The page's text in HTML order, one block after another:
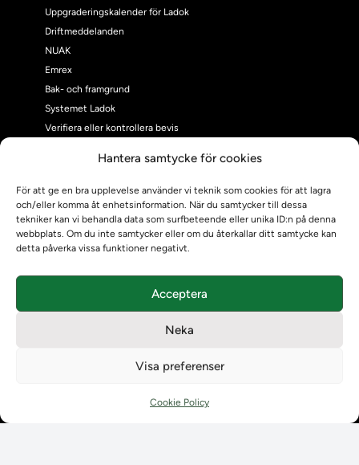
Hantera samtycke för cookies
För att ge en bra upplevelse använder vi teknik som cookies för att lagra
och/eller komma åt enhetsinformation. När du samtycker till dessa
tekniker kan vi behandla data som surfbeteende eller unika ID:n på denna
webbplats. Om du inte samtycker eller om du återkallar ditt samtycke kan
detta påverka vissa funktioner negativt.
Acceptera
Neka
Visa preferenser
Cookie Policy
Uppgraderingskalender för Ladok
Driftmeddelanden
NUAK
Emrex
Bak- och framgrund
Systemet Ladok
Verifiera eller kontrollera bevis
Om oss
Om Ladokkonsortiet
Ladokkonsortiet internationellt
Vision, strategi och produktplan
Kontaktuppgifter för studenters Ladoksupport